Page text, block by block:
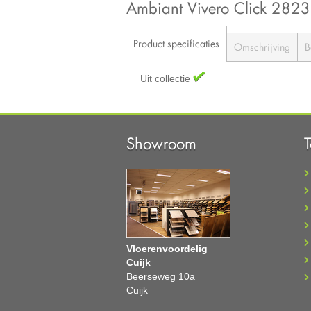
Ambiant Vivero Click
Product specificaties Omschrijving
Uit collectie
Showroom
Vloerenvoordelig
Cuijk
Beerseweg 10a
Cuijk